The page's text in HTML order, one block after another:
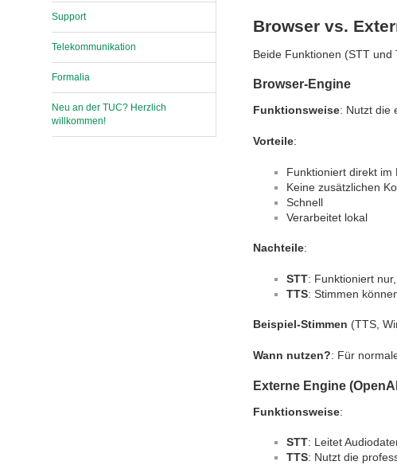
Support
Telekommunikation
Formalia
Neu an der TUC? Herzlich
willkommen!
Browser vs.
Beide Funktionen (STT
Browser-Engine
Funktionsweise: Nutzt die
Vorteile:
Funktioniert direkt im
Keine zusätzlichen
Schnell
Verarbeitet lokal
Nachteile:
STT: Funktioniert
TTS: Stimmen
Beispiel-Stimmen (TTS,
Wann nutzen?: Für
Externe Engine
Funktionsweise:
STT: Leitet
TTS: Nutzt die